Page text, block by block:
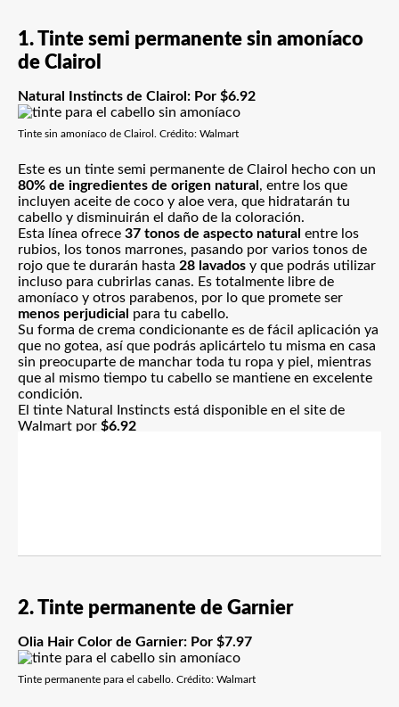
1. Tinte semi permanente sin amoníaco
de Clairol
Natural Instincts de Clairol : Por $6.92
Tinte sin amoníaco de Clairol. Crédito: Walmart
Este es un tinte semi permanente de Clairol hecho con un
80% de ingredientes de origen natural , entre los que
incluyen aceite de coco y aloe vera, que hidratarán tu
cabello y disminuirán el daño de la coloración.
Esta línea ofrece 37 tonos de aspecto natural entre los
rubios, los tonos marrones, pasando por varios tonos de
rojo que te durarán hasta 28 lavados y que podrás utilizar
incluso para cubrirlas canas. Es totalmente libre de
amoníaco y otros parabenos, por lo que promete ser
menos perjudicial para tu cabello.
Su forma de crema condicionante es de fácil aplicación ya
que no gotea, así que podrás aplicártelo tu misma en casa
sin preocuparte de manchar toda tu ropa y piel, mientras
que al mismo tiempo tu cabello se mantiene en excelente
condición.
El tinte Natural Instincts está disponible en el site de
Walmart por $6.92
2. Tinte permanente de Garnier
Olia Hair Color de Garnier: Por $7.97
Tinte permanente para el cabello. Crédito: Walmart